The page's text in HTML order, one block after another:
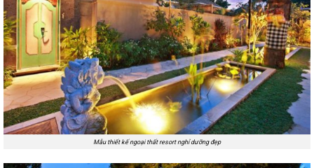
Mẫu thiết kế ngoại thất resort nghỉ dưỡng đẹp